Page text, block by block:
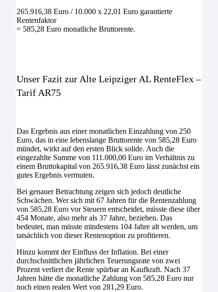
265.916,38 Euro / 10.000 x 22,01 Euro garantierte
Rentenfaktor
= 585,28 Euro monatliche Bruttorente.
Unser Fazit zur Alte Leipziger AL RenteFlex –
Tarif AR75
Das Ergebnis aus einer monatlichen Einzahlung von 250
Euro, das in eine lebenslange Bruttorente von 585,28 Euro
mündet, wirkt auf den ersten Blick solide. Auch die
eingezahlte Summe von 111.000,00 Euro im Verhältnis zu
einem Bruttokapital von 265.916,38 Euro lässt zunächst ein
gutes Ergebnis vermuten.
Bei genauer Betrachtung zeigen sich jedoch deutliche
Schwächen. Wer sich mit 67 Jahren für die Rentenzahlung
von 585,28 Euro vor Steuern entscheidet, müsste diese über
454 Monate, also mehr als 37 Jahre, beziehen. Das
bedeutet, man müsste mindestens 104 Jahre alt werden, um
tatsächlich von dieser Rentenoption zu profitieren.
Hinzu kommt der Einfluss der Inflation. Bei einer
durchschnittlichen jährlichen Teuerungsrate von zwei
Prozent verliert die Rente spürbar an Kaufkraft. Nach 37
Jahren hätte die monatliche Zahlung von 585,28 Euro nur
noch einen realen Wert von 281,29 Euro.